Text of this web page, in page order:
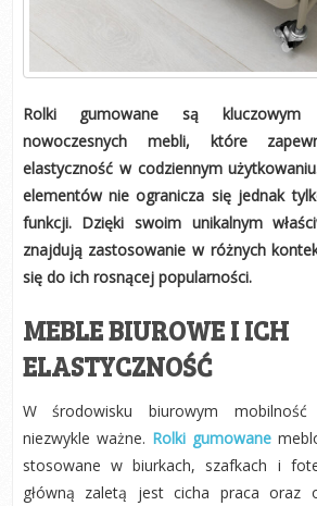
Rolki gumowane są kluczowym
nowoczesnych mebli, które
elastyczność w codziennym
elementów nie ogranicza się jednak
funkcji. Dzięki swoim unikalnym
znajdują zastosowanie w różnych
się do ich rosnącej popularności.
MEBLE BIUROWE I ICH
ELASTYCZNOŚĆ
W środowisku biurowym
niezwykle ważne. Rolki gumowane
stosowane w biurkach, szafkach i
główną zaletą jest cicha praca oraz